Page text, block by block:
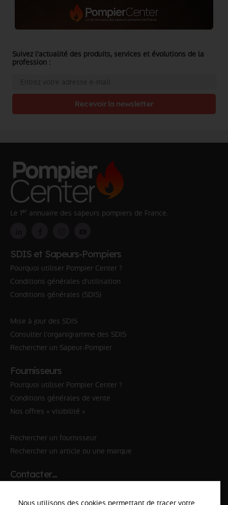
Suivez l'actualité des produits, services et évolutions de la
profession :
Recevoir la newsletter
Le 1er annuaire des sapeurs pompiers de France.
SDIS et Sapeurs-Pompiers
Pourquoi utiliser Pompier Center ?
Conditions générales d'utilisation
Conditions générales (SDIS)
Mise à jour des SDIS
Consulter l'organigramme des SDIS
Rechercher un Sapeur-Pompier
Fournisseurs
Pourquoi utiliser Pompier Center ?
Conditions générales de vente
Nos offres « visibilité »
Rechercher un fournisseur
Rechercher un article ou une marque
Contacter…
Nous utilisons des cookies permettant de tracer votre